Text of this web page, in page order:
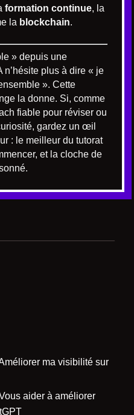
formation continue, la
la blockchain.
» depuis une
n’hésite plus à dire « je
». Cette
la donne. Si, comme
fiable pour réviser ou
gardez un œil
: le meilleur du tutorat
et la cloche de
ma visibilité sur
aider à améliorer